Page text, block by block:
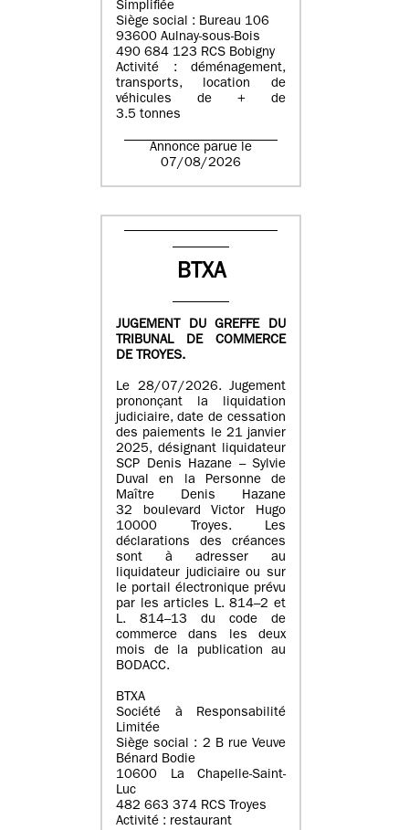
Simplifiée
Siège social : Bureau 106
93600 Aulnay-sous-Bois
490 684 123 RCS Bobigny
Activité : déménagement,
transports, location de
véhicules de + de
3.5 tonnes
Annonce parue le
07/08/2026
BTXA
JUGEMENT DU GREFFE DU
TRIBUNAL DE COMMERCE
DE TROYES.
Le 28/07/2026. Jugement
prononçant la liquidation
judiciaire, date de cessation
des paiements le 21 janvier
2025, désignant liquidateur
SCP Denis Hazane – Sylvie
Duval en la Personne de
Maître Denis Hazane
32 boulevard Victor Hugo
10000 Troyes. Les
déclarations des créances
sont à adresser au
liquidateur judiciaire ou sur
le portail électronique prévu
par les articles L. 814–2 et
L. 814–13 du code de
commerce dans les deux
mois de la publication au
BODACC.
BTXA
Société à Responsabilité
Limitée
Siège social : 2 B rue Veuve
Bénard Bodie
10600 La Chapelle-Saint-
Luc
482 663 374 RCS Troyes
Activité : restaurant